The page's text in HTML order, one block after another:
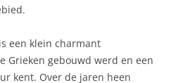
een klein charmant
Grieken gebouwd werd en een
kent. Over de jaren heen